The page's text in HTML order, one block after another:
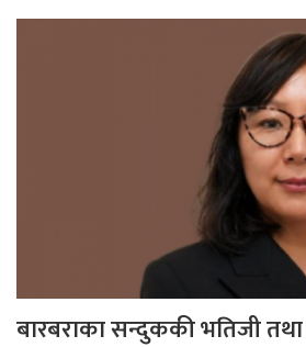
बारबराका सन्दुककी भतिजी